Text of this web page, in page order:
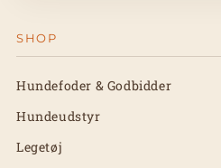
SHOP
Hundefoder & Godbidder
Hundeudstyr
Legetøj